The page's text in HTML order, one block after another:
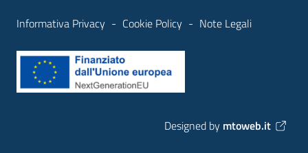
Informativa Privacy - Cookie Policy - Note Legali
Designed by mtoweb.it